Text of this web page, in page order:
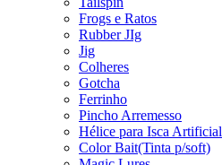
Frogs e Ratos
Rubber JIg
Jig
Colheres
Gotcha
Ferrinho
Pincho Arremesso
Hélice para Isca Artificial
Color Bait(Tinta p/soft)